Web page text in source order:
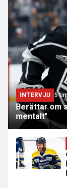
INTERVJU 5
Berättar om
mentalt"